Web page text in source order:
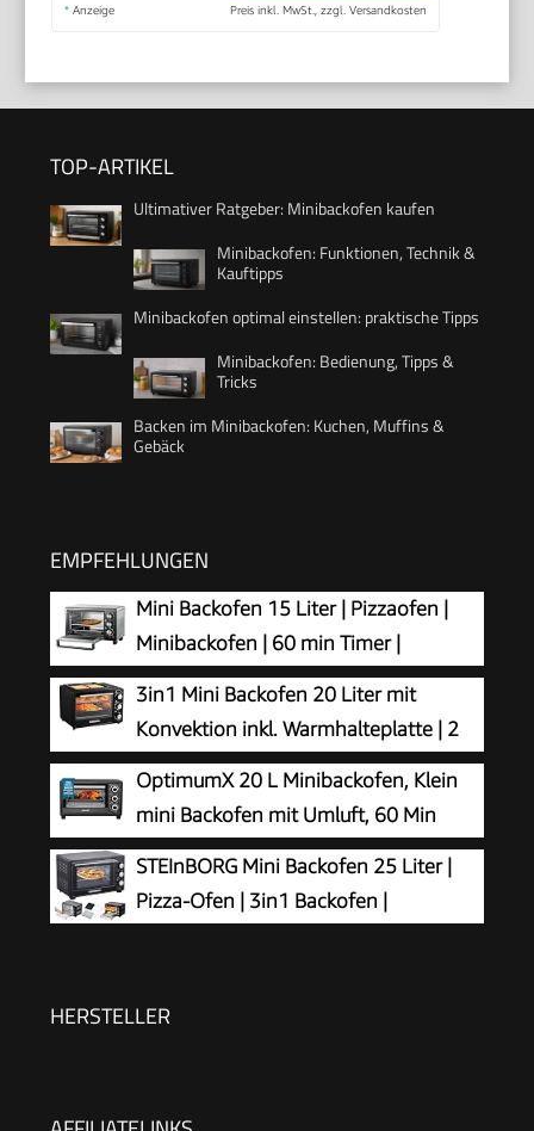
* Anzeige Preis inkl. MwSt., zzgl. Versandkosten
TOP-ARTIKEL
Ultimativer Ratgeber: Minibackofen kaufen
Minibackofen: Funktionen, Technik &
Kauftipps
Minibackofen optimal einstellen: praktische Tipps
Minibackofen: Bedienung, Tipps &
Tricks
Backen im Minibackofen: Kuchen, Muffins &
Gebäck
EMPFEHLUNGEN
Mini Backofen 15 Liter | Pizzaofen |
Minibackofen | 60 min Timer |
100°-230°C | 1200 Watt | Backofen |
Krümelblech | Mini Oven | Camping Ofen |
Kleiner Backofen | Energiesparend
3in1 Mini Backofen 20 Liter mit
Konvektion inkl. Warmhalteplatte | 2
Backbleche + Grillrost | Minibackofen | Pizza-
Ofen | zuschaltbare Umluft | abnehmbare
Grillplatte | 60 min.Timer | 1300W
OptimumX 20 L Minibackofen, Klein
mini Backofen mit Umluft, 60 Min
Timer, Pizza-Ofen, 1380 W, Schwarz
STEInBORG Mini Backofen 25 Liter |
Pizza-Ofen | 3in1 Backofen |
1.600 Watt
HERSTELLER